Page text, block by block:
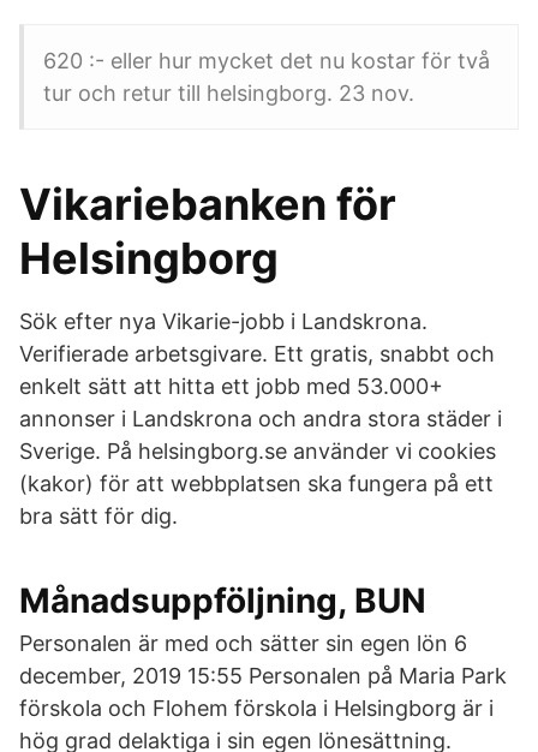
620 :- eller hur mycket det nu kostar för två
tur och retur till helsingborg. 23 nov.
Vikariebanken för
Helsingborg
Sök efter nya Vikarie-jobb i Landskrona.
Verifierade arbetsgivare. Ett gratis, snabbt och
enkelt sätt att hitta ett jobb med 53.000+
annonser i Landskrona och andra stora städer i
Sverige. På helsingborg.se använder vi cookies
(kakor) för att webbplatsen ska fungera på ett
bra sätt för dig.
Månadsuppföljning, BUN
Personalen är med och sätter sin egen lön 6
december, 2019 15:55 Personalen på Maria Park
förskola och Flohem förskola i Helsingborg är i
hög grad delaktiga i sin egen lönesättning.